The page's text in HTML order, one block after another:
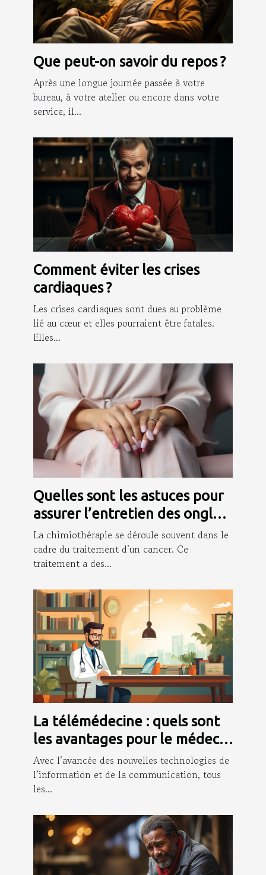
Que peut-on savoir du repos ?
Après une longue journée passée à votre
bureau, à votre atelier ou encore dans votre
service, il...
Comment éviter les crises
cardiaques ?
Les crises cardiaques sont dues au problème
lié au cœur et elles pourraient être fatales.
Elles...
Quelles sont les astuces pour
assurer l’entretien des ongles
pendant la chimio ?
La chimiothérapie se déroule souvent dans le
cadre du traitement d’un cancer. Ce
traitement a des...
La télémédecine : quels sont
les avantages pour le médecin
et les patients ?
Avec l’avancée des nouvelles technologies de
l’information et de la communication, tous
les...